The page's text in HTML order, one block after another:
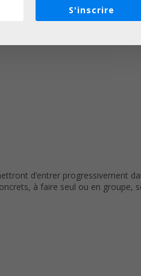
d’entrer progressivement
à faire seul ou en groupe,
S'inscrire